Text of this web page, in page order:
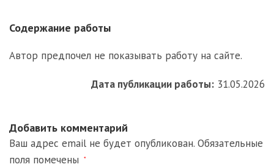
Содержание работы
Автор предпочел не показывать работу на сайте.
Дата публикации работы: 31.05.2026
Добавить комментарий
Ваш адрес email не будет опубликован. Обязательные
поля помечены
*